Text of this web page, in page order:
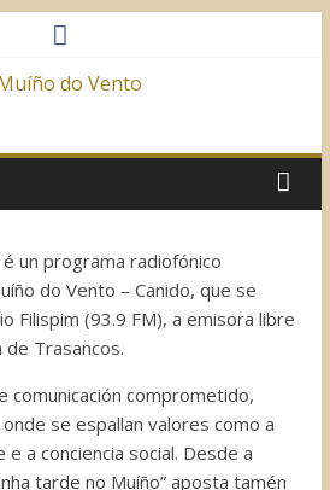
é un programa radiofónico
do Vento – Canido, que se
Filispim (93.9 FM), a emisora libre
Trasancos.
comunicación comprometido,
se espallan valores como a
a conciencia social. Desde a
tarde no Muíño” aposta tamén